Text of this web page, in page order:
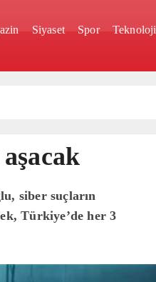
Siyaset Spor Teknoloji
siber suçların
Türkiye’de her 3